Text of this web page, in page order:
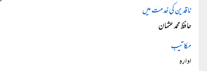
ناقدین کی خدمت میں
حافظ محمد عثمان
مکاتیب
ادارہ